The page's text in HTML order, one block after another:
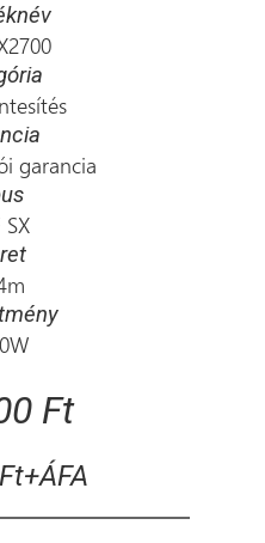
garancia
SX
Ft